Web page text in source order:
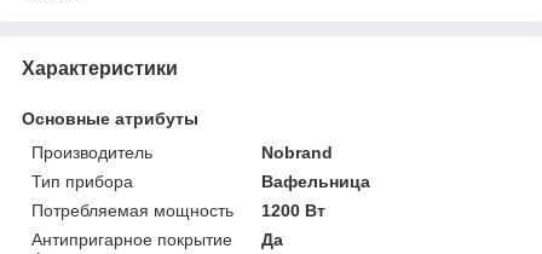
Характеристики
Основные атрибуты
Производитель
Nobrand
Тип прибора
Вафельница
Потребляемая мощность
1200 Вт
Антипригарное покрытие
Да